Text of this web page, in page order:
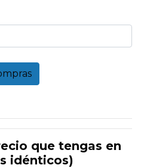
que tengas en
idénticos)